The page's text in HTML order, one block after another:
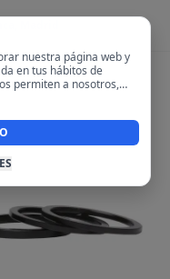
nuestra página web y
en tus hábitos de
permiten a nosotros,
en internet para
aceptas el uso
y tratamiento de
compartición de